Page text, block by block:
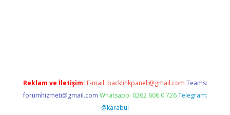
Reklam ve İletişim: E-mail: backlinkpaneli@gmail.com Teams:
forumhizmeti@gmail.com Whatsapp: 0262 606 0 726 Telegram:
@karabul